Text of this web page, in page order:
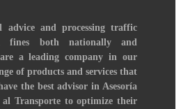
advice and processing traffic
fines both nationally and
a leading company in our
of products and services that
the best advisor in Asesoría
al Transporte to optimize their